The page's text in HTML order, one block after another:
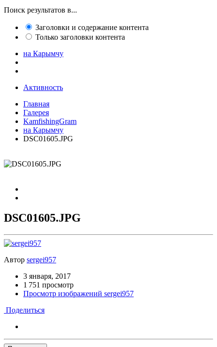
Поиск результатов в...
Заголовки и содержание контента
Только заголовки контента
на Карымчу
Активность
Главная
Галерея
KamfishingGram
на Карымчу
DSC01605.JPG
DSC01605.JPG
Автор sergei957
3 января, 2017
1 751 просмотр
Просмотр изображений sergei957
Поделиться